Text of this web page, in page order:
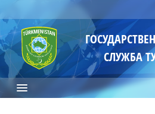
СЛУЖБА